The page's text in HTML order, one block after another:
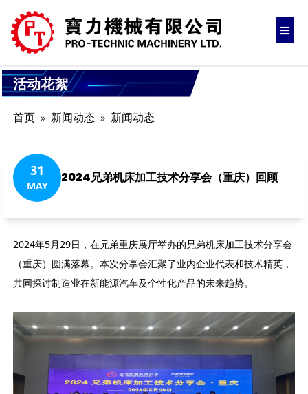
活动花絮
首页 新闻动态 新闻动态
31
MAY
2024兄弟机床加工技术分享会（重庆）回顾
2024年5月29日，在兄弟重庆展厅举办的兄弟机床加工技术分享会
（重庆）圆满落幕。本次分享会汇聚了业内企业代表和技术精英，
共同探讨制造业在新能源汽车及个性化产品的未来趋势。